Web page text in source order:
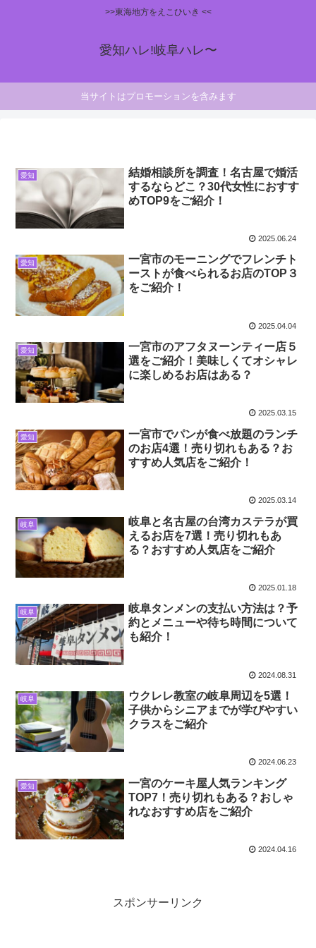
>>東海地方をえこひいき <<
愛知ハレ!岐阜ハレ〜
当サイトはプロモーションを含みます
愛知
結婚相談所を調査！名古屋で婚活
するならどこ？30代女性におすす
めTOP9をご紹介！
2025.06.24
愛知
一宮市のモーニングでフレンチト
ーストが食べられるお店のTOP３
をご紹介！
2025.04.04
愛知
一宮市のアフタヌーンティー店５
選をご紹介！美味しくてオシャレ
に楽しめるお店はある？
2025.03.15
愛知
一宮市でパンが食べ放題のランチ
のお店4選！売り切れもある？お
すすめ人気店をご紹介！
2025.03.14
岐阜
岐阜と名古屋の台湾カステラが買
えるお店を7選！売り切れもあ
る？おすすめ人気店をご紹介
2025.01.18
岐阜
岐阜タンメンの支払い方法は？予
約とメニューや待ち時間について
も紹介！
2024.08.31
岐阜
ウクレレ教室の岐阜周辺を5選！
子供からシニアまでが学びやすい
クラスをご紹介
2024.06.23
愛知
一宮のケーキ屋人気ランキング
TOP7！売り切れもある？おしゃ
れなおすすめ店をご紹介
2024.04.16
スポンサーリンク